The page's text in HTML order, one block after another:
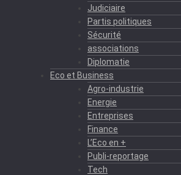
Judiciaire
Partis politiques
Sécurité
associations
Diplomatie
Eco et Business
Agro-industrie
Energie
Entreprises
Finance
L’Eco en +
Publi-reportage
Tech